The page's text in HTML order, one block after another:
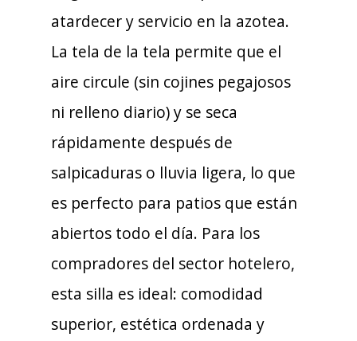
atardecer y servicio en la azotea.
La tela de la tela permite que el
aire circule (sin cojines pegajosos
ni relleno diario) y se seca
rápidamente después de
salpicaduras o lluvia ligera, lo que
es perfecto para patios que están
abiertos todo el día. Para los
compradores del sector hotelero,
esta silla es ideal: comodidad
superior, estética ordenada y